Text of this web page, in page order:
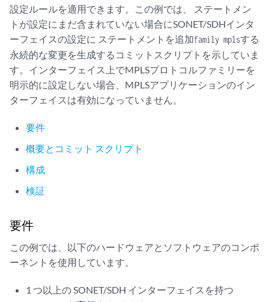
設定ルールを適用できます。この例では、 ステートメン
トが設定にまだ含まれていない場合にSONET/SDHインタ
ーフェイスの設定に ステートメントを追加family mplsする
永続的な変更を生成するコミットスクリプトを示していま
す。インターフェイス上でMPLSプロトコルファミリーを
明示的に設定しない場合、MPLSアプリケーションのイン
ターフェイスは有効になっていません。
要件
概要とコミット スクリプト
構成
検証
要件
この例では、以下のハードウェアとソフトウェアのコンポ
ーネントを使用しています。
1 つ以上の SONET/SDH インターフェイスを持つ